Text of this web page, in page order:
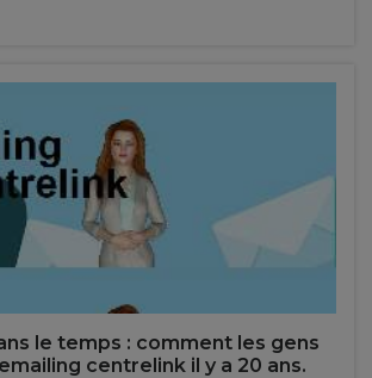
le temps : comment les gens
centrelink il y a 20 ans.